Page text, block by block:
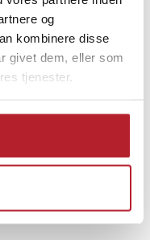
og
kombinere disse
givet dem, eller som
tjenester.